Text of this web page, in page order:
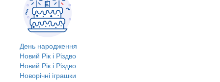
День народження
Новий Рік і Різдво
Новий Рік і Різдво
Новорічні іграшки